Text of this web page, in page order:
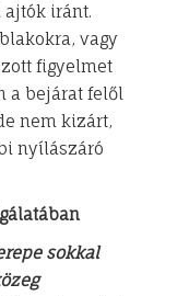
iránt.
vagy
figyelmet
a bejárat felől
nem kizárt,
nyílászáró
sokkal